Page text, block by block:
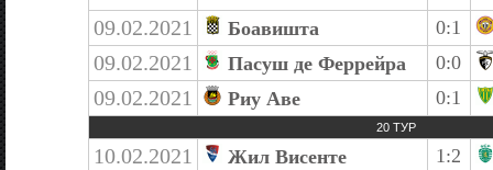
09.02.2021 Боавишта 0:1
09.02.2021 Пасуш де Феррейра 0:0
09.02.2021 Риу Аве 0:1
20 ТУР
10.02.2021 Жил Висенте 1:2